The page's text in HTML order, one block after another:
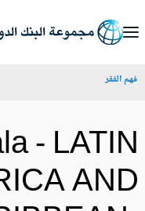
الفقر
-